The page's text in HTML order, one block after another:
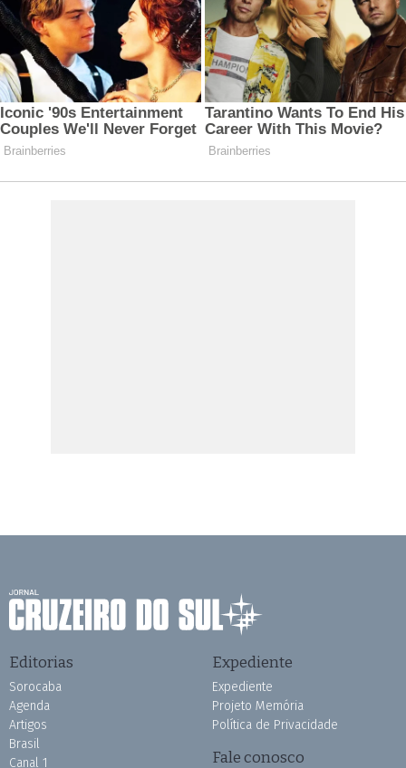
Editorias
Sorocaba
Agenda
Artigos
Brasil
Canal 1
Expediente
Expediente
Projeto Memória
Política de Privacidade
Fale conosco